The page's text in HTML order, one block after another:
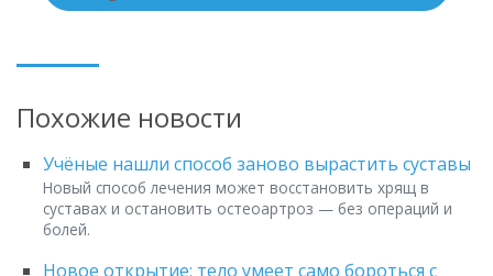
Похожие новости
Учёные нашли способ заново вырастить суставы
Новый способ лечения может восстановить хрящ в
суставах и остановить остеоартроз — без операций и
болей.
Новое открытие: тело умеет само бороться с